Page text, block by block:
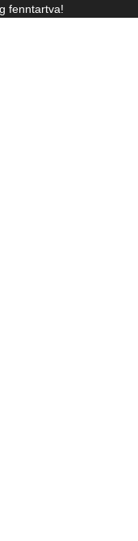
fenntartva!